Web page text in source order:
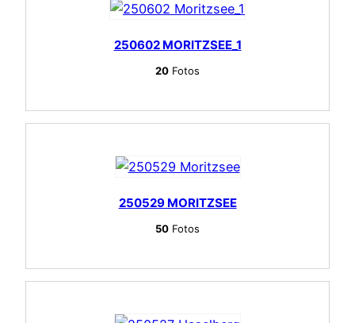
250602 MORITZSEE_1
20 Fotos
250529 MORITZSEE
50 Fotos